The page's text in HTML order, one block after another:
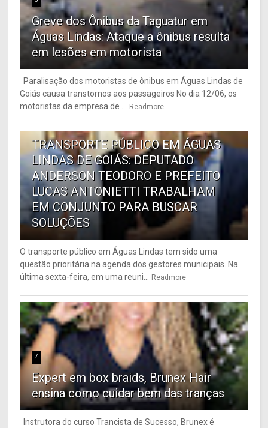
Greve dos Ônibus da Taguatur em
Águas Lindas: Ataque a ônibus resulta
em lesões em motorista
Paralisação dos motoristas de ônibus em Águas Lindas de
Goiás causa transtornos aos passageiros No dia 12/06, os
motoristas da empresa de ... Readmore
6
TRANSPORTE PÚBLICO EM ÁGUAS
LINDAS DE GOIÁS: DEPUTADO
ANDERSON TEODORO E PREFEITO
LUCAS ANTONIETTI TRABALHAM
EM CONJUNTO PARA BUSCAR
SOLUÇÕES
O transporte público em Águas Lindas tem sido uma
questão prioritária na agenda dos gestores municipais. Na
última sexta-feira, em uma reuni... Readmore
7
Expert em box braids, Brunex Hair
ensina como cuidar bem das tranças
Instrutora do curso Trancista de Sucesso, Brunex é